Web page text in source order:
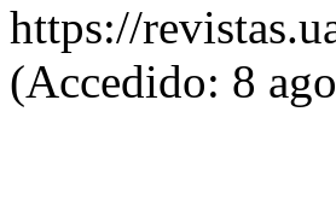
https://
(Accedido: 8